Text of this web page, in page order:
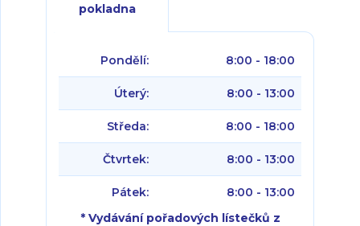
pokladna
Pondělí: 8:00 - 18:00
Úterý: 8:00 - 13:00
Středa: 8:00 - 18:00
Čtvrtek: 8:00 - 13:00
Pátek:
8:00 - 13:00
* Vydávání pořadových lístečků z